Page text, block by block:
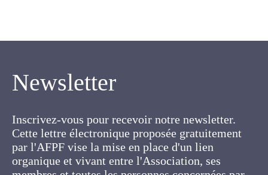
Newsletter
Inscrivez-vous pour recevoir notre newsletter.
Cette lettre électronique proposée gratuitement
par l'AFPF vise la mise en place d'un lien
organique et vivant entre l'Association, ses